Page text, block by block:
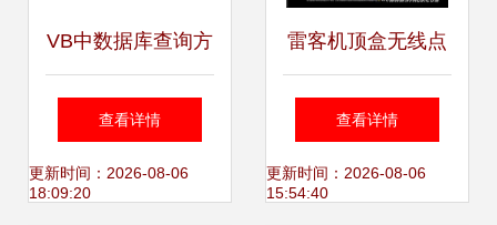
VB中数据库查询方
法与软件咨询全面
指南
查看详情
更新时间：2026-08-06
18:09:20
雷客机顶盒无线点
歌功能详解与软件
安装指南
查看详情
更新时间：2026-08-06
15:54:40